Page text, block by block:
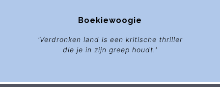
Boekiewoogie
'Verdronken land is een kritische thriller
die je in zijn greep houdt.'